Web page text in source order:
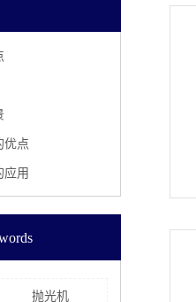
优点
应用
抛光机